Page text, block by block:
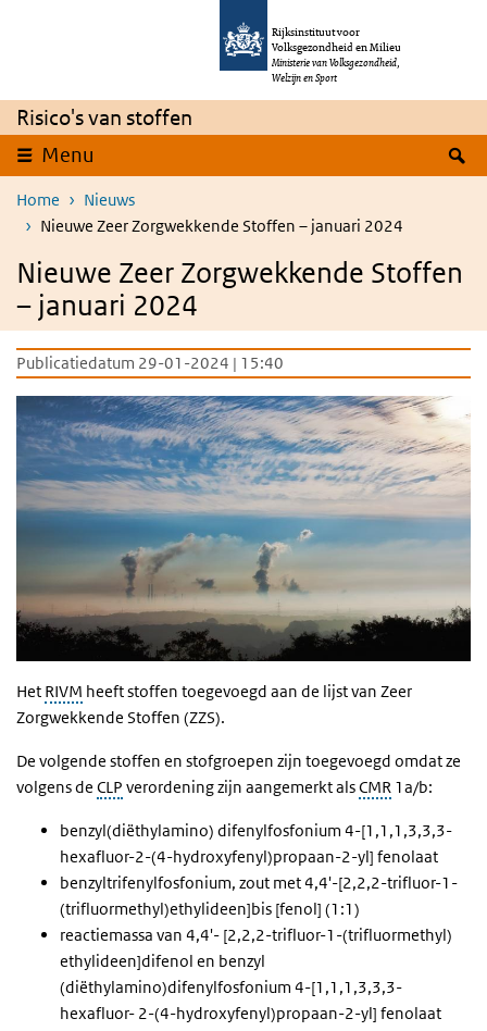
Overslaan en naar de inhoud gaan
Rijksinstituut voor
Volksgezondheid en Milieu
Ministerie van Volksgezondheid,
Welzijn en Sport
Risico's van stoffen
Menu
Home
Nieuws
Nieuwe Zeer Zorgwekkende Stoffen – januari 2024
Nieuwe Zeer Zorgwekkende Stoffen
– januari 2024
Publicatiedatum 29-01-2024 | 15:40
Het RIVM heeft stoffen toegevoegd aan de lijst van Zeer
Zorgwekkende Stoffen (ZZS).
De volgende stoffen en stofgroepen zijn toegevoegd omdat ze
volgens de CLP verordening zijn aangemerkt alsCMR 1a/b:
benzyl(diëthylamino) difenylfosfonium 4-[1,1,1,3,3,3-
hexafluor-2-(4-hydroxyfenyl)propaan-2-yl] fenolaat
benzyltrifenylfosfonium, zout met 4,4'-[2,2,2-trifluor-1-
(trifluormethyl)ethylideen]bis [fenol] (1:1)
reactiemassa van 4,4'- [2,2,2-trifluor-1-(trifluormethyl)
ethylideen]difenol en benzyl
(diëthylamino)difenylfosfonium 4-[1,1,1,3,3,3-
hexafluor- 2-(4-hydroxyfenyl)propaan-2-yl] fenolaat